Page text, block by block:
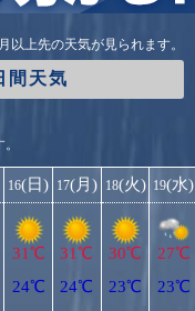
以上先の天気が見られます。
間天気
16(日)
31℃
24℃
17(月)
31℃
24℃
18(火)
30℃
23℃
19(水)
27℃
23℃